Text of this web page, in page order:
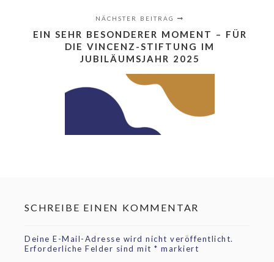
NÄCHSTER BEITRAG
EIN SEHR BESONDERER MOMENT – FÜR
DIE VINCENZ-STIFTUNG IM
JUBILÄUMSJAHR 2025
SCHREIBE EINEN KOMMENTAR
Deine E-Mail-Adresse wird nicht veröffentlicht.
Erforderliche Felder sind mit * markiert